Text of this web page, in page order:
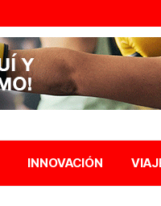
INNOVACIÓN